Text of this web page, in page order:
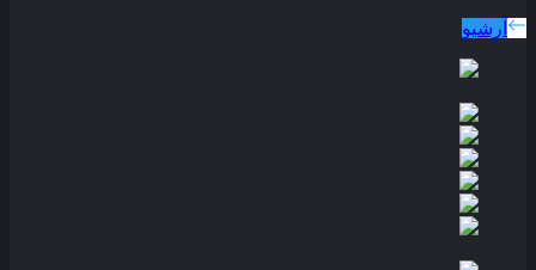
آرشیو